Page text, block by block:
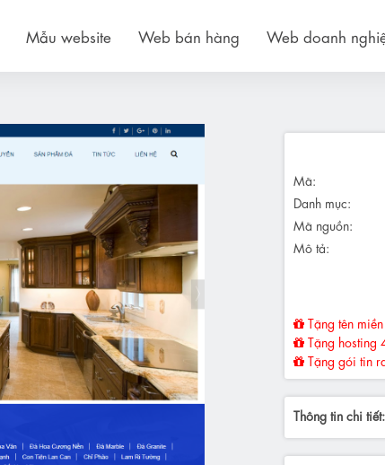
Mẫu website Web bán hàng Web doanh
Mã:
Danh mục:
Mã nguồn:
Mô tả:
Tặng tên
Tặng
Tặng gói tin
Thông tin chi tiết: